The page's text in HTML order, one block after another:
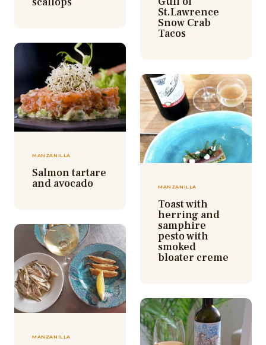
St.Lawrence
Snow Crab
Tacos
MANZANILLA
Salmon tartare
and avocado MANZANILLA
Toast with
herring and
samphire
pesto with
smoked
bloater creme
MANZANILLA